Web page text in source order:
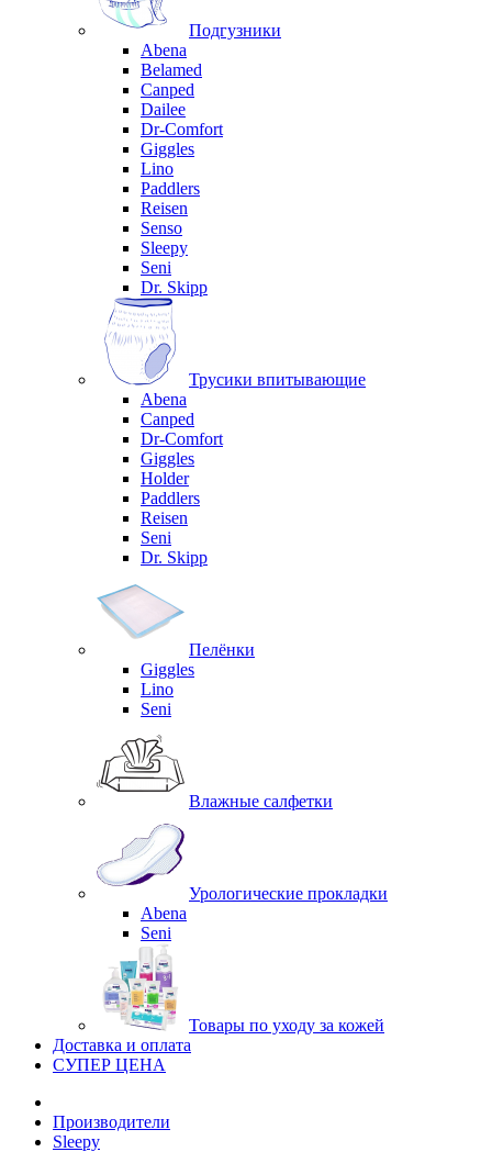
Подгузники
Abena
Belamed
Canped
Dailee
Dr-Comfort
Giggles
Lino
Paddlers
Reisen
Senso
Sleepy
Seni
Dr. Skipp
Трусики впитывающие
Abena
Canped
Dr-Comfort
Giggles
Holder
Paddlers
Reisen
Seni
Dr. Skipp
Пелёнки
Giggles
Lino
Seni
Влажные салфетки
Урологические прокладки
Abena
Seni
Товары по уходу за кожей
Доставка и оплата
СУПЕР ЦЕНА
Производители
Sleepy